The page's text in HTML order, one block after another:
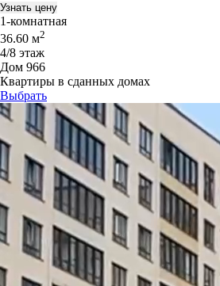
Узнать цену
1-комнатная
36.60 м2
4/8 этаж
Дом 966
Квартиры в сданных домах
Выбрать